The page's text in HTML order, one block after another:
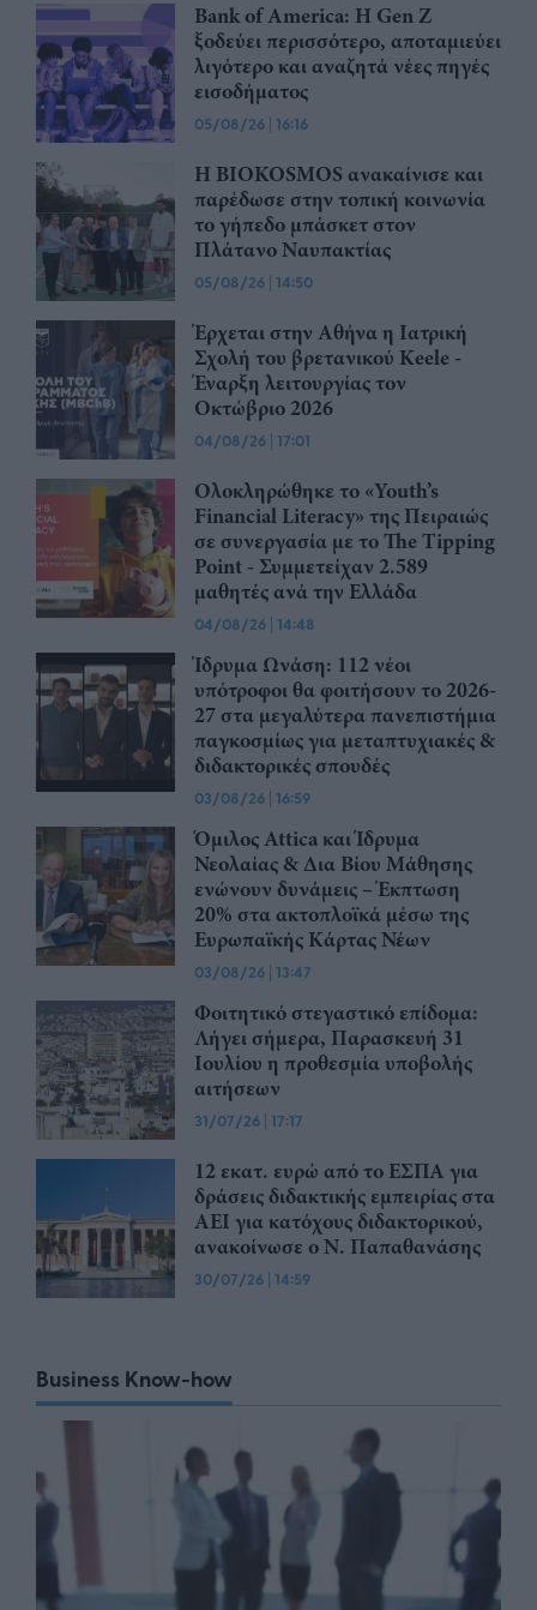
Bank of America: Η Gen Z
ξoδεύει περισσότερο, αποταμιεύει
λιγότερο και αναζητά νέες πηγές
εισοδήματος
05/08/26 | 16:16
Η BIOKOSMOS ανακαίνισε και
παρέδωσε στην τοπική κοινωνία
το γήπεδο μπάσκετ στον
Πλάτανο Ναυπακτίας
05/08/26 | 14:50
Έρχεται στην Αθήνα η Ιατρική
Σχολή του βρετανικού Keele -
Έναρξη λειτουργίας τον
Οκτώβριο 2026
04/08/26 | 17:01
Ολοκληρώθηκε το «Youth’s
Financial Literacy» της Πειραιώς
σε συνεργασία με το The Tipping
Point - Συμμετείχαν 2.589
μαθητές ανά την Ελλάδα
04/08/26 | 14:48
Ίδρυμα Ωνάση: 112 νέοι
υπότροφοι θα φοιτήσουν το 2026-
27 στα μεγαλύτερα πανεπιστήμια
παγκοσμίως για μεταπτυχιακές &
διδακτορικές σπουδές
03/08/26 | 16:59
Όμιλος Attica και Ίδρυμα
Νεολαίας & Δια Βίου Μάθησης
ενώνουν δυνάμεις – Έκπτωση
20% στα ακτοπλοϊκά μέσω της
Ευρωπαϊκής Κάρτας Νέων
03/08/26 | 13:47
Φοιτητικό στεγαστικό επίδομα:
Λήγει σήμερα, Παρασκευή 31
Ιουλίου η προθεσμία υποβολής
αιτήσεων
31/07/26 | 17:17
12 εκατ. ευρώ από το ΕΣΠΑ για
δράσεις διδακτικής εμπειρίας στα
ΑΕΙ για κατόχους διδακτορικού,
ανακοίνωσε ο Ν. Παπαθανάσης
30/07/26 | 14:59
Business Know-how